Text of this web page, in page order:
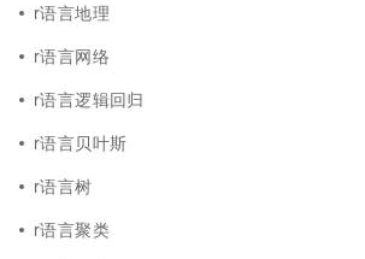
r语言地理
r语言网络
r语言逻辑回归
r语言贝叶斯
r语言树
r语言聚类